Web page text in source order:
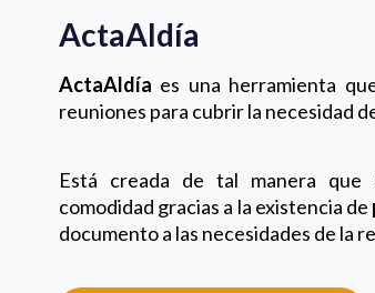
ActaAldía
ActaAldía es una herramienta
reuniones para cubrir la necesidad
Está creada de tal manera que
comodidad gracias a la existencia de
documento a las necesidades de la